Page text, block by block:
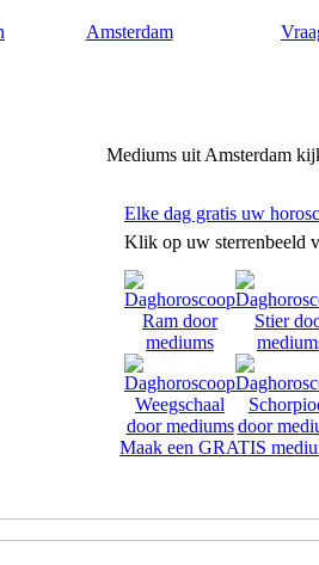
Amsterdam
Mediums uit Amsterdam
Elke dag gratis uw
Klik op uw sterrenbeeld
Maak een GRATIS